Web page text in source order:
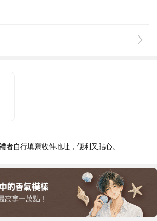
者自行填寫收件地址，便利又貼心。